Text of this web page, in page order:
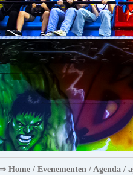
Home / Evenementen / Agenda /